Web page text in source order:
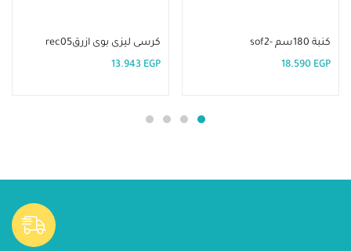
كنبة 180سم -sof2
18.590 EGP
كرسى ليزى بوى ازرقrec05
13.943 EGP